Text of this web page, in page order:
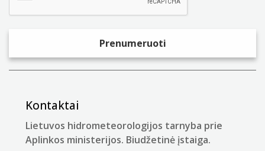
Kontaktai
Lietuvos hidrometeorologijos tarnyba prie
Aplinkos ministerijos. Biudžetinė įstaiga.